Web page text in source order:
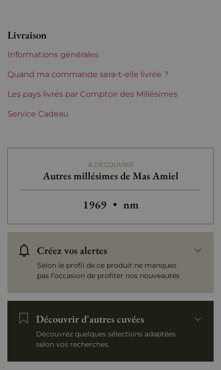
Etiquette Parfaite
Région Languedoc-Roussillon
Maturité
Plus de 150 €
Livraison
Informations générales
Quand ma commande sera-t-elle livrée ?
Les pays livrés par Comptoir des Millésimes
Service Cadeau
À DÉCOUVRIR
Autres millésimes de Mas Amiel
Autres millésimes de Mas
1969 • Autres millésimes de
nm
Créez vos alertes
Selon le profil de ce produit ne manquez
pas l’occasion de profiter nos nouveautés
Découvrir d'autres cuvées
Découvrez quelques sélections adaptées
selon vos recherches.